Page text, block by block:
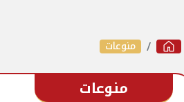
منوعات
منوعات